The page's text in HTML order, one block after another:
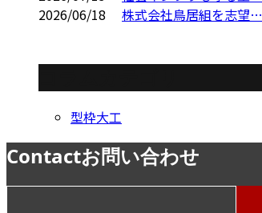
2026/06/18
株式会社鳥居組を志望…
型枠大工
Contactお問い合わせ